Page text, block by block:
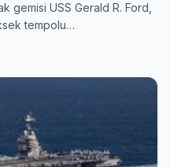
gemisi USS Gerald R. Ford,
tempolu…